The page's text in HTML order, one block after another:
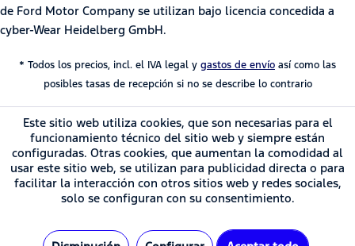
de Ford Motor Company se utilizan bajo licencia concedida a
cyber-Wear Heidelberg GmbH.
* Todos los precios, incl. el IVA legal y gastos de envío así como las
posibles tasas de recepción si no se describe lo contrario
Este sitio web utiliza cookies, que son necesarias para el
funcionamiento técnico del sitio web y siempre están
configuradas. Otras cookies, que aumentan la comodidad al
usar este sitio web, se utilizan para publicidad directa o para
facilitar la interacción con otros sitios web y redes sociales,
solo se configuran con su consentimiento.